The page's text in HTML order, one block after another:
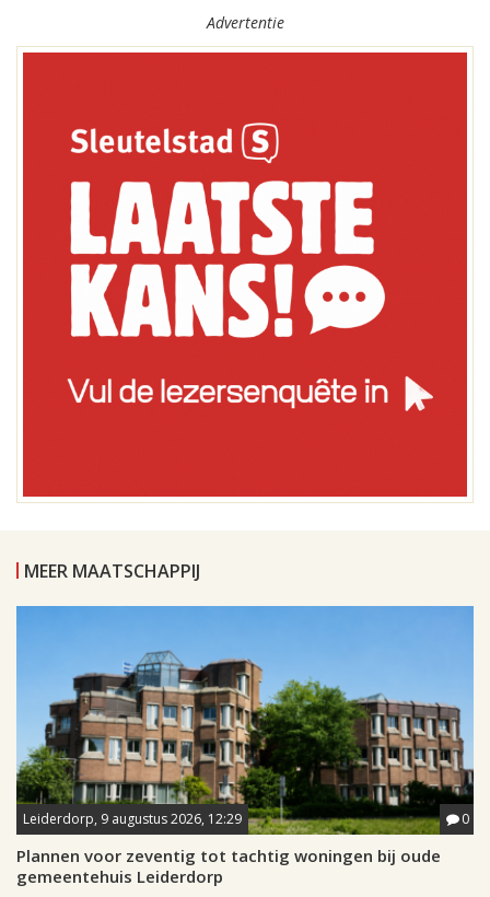
Advertentie
MEER MAATSCHAPPIJ
Leiderdorp, 9 augustus 2026, 12:29 0
Plannen voor zeventig tot tachtig woningen bij oude
gemeentehuis Leiderdorp